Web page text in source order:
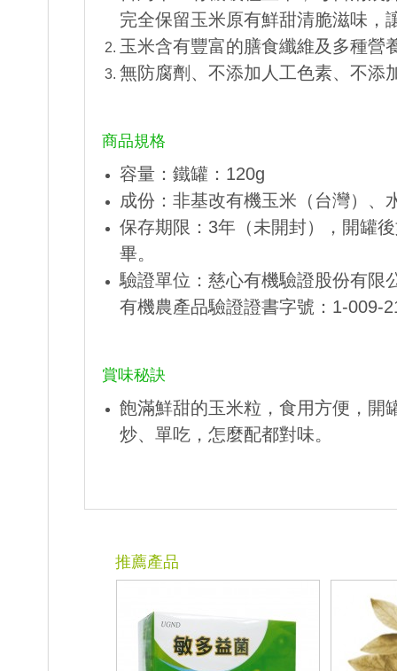
完全保留玉米原有鮮甜清脆滋味，
玉米含有豐富的膳食纖維及多種營
無防腐劑、不添加人工色素、不添
商品規格
容量：鐵罐：120g
成份：非基改有機玉米（台灣）、
保存期限：3年（未開封），開罐
畢。
驗證單位：慈心有機驗證股份有限
有機農產品驗證證書字號：1-009-
賞味秘訣
飽滿鮮甜的玉米粒，食用方便，開
炒、單吃，怎麼配都對味。
推薦產品